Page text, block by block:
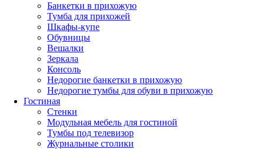
Банкетки в прихожую
Тумба для прихожей
Шкафы-купе
Обувницы
Вешалки
Зеркала
Консоль
Недорогие банкетки в прихожую
Недорогие тумбы для обуви в прихожую
Гостиная
Стенки
Модульная мебель для гостиной
Тумбы под телевизор
Журнальные столики